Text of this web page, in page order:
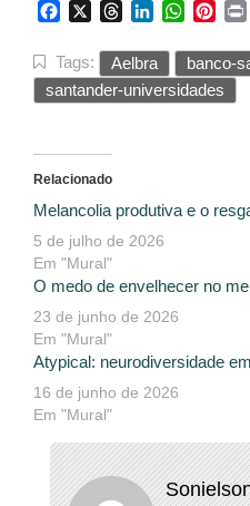
FacebookThreadsLinkedIn
Tags: Aelbra banco-
santander-universidades
Relacionado
Melancolia produtiva e o
5 de julho de 2026
Em "Mural"
O medo de envelhecer no
23 de junho de 2026
Em "Mural"
Atypical: neurodiversidade
16 de junho de 2026
Em "Mural"